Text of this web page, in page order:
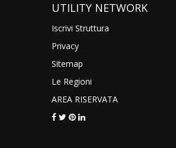
UTILITY NETWORK
Iscrivi Struttura
Privacy
Sitemap
Le Regioni
AREA RISERVATA